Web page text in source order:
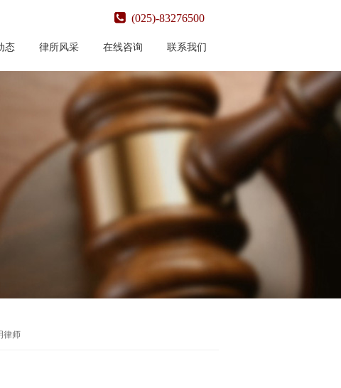
(025)-83276500
态 律所风采 在线咨询 联系我们
律师